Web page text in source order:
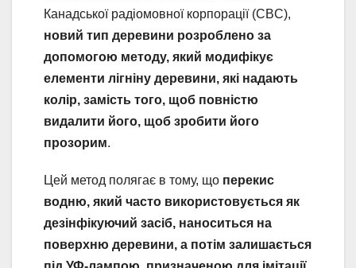
Канадської радіомовної корпорації (CBC),
новий тип деревини розроблено за
допомогою методу, який модифікує
елементи лігніну деревини, які надають
колір, замість того, щоб повністю
видалити його, щоб зробити його
прозорим.
Цей метод полягає в тому, що перекис
водню, який часто використовується як
дезінфікуючий засіб, наноситься на
поверхню деревини, а потім залишається